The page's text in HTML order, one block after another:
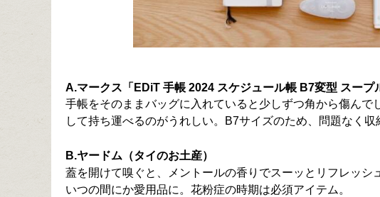
A.マークス「EDiT 手帳 2024 スケジュール帳 B7変型 スープ
手帳をそのままバッグに入れていると少しずつ角から傷ん
して持ち運べるのがうれしい。B7サイズのため、問題なく収
B.ヤードム（タイのお土産）
蓋を開けて嗅ぐと、メントールの香りでスーッとリフレッ
いつの間にか愛用品に。花粉症の時期は必須アイテム。